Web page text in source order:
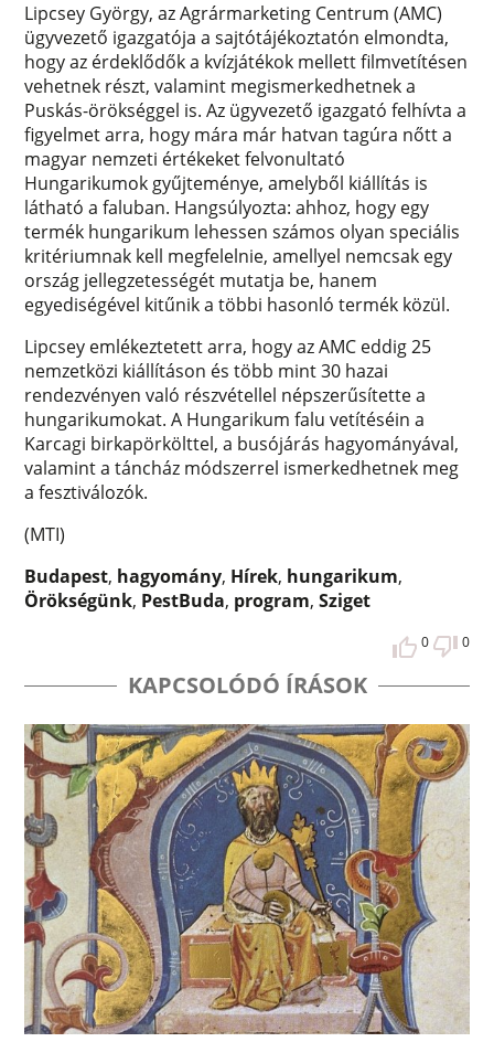
Lipcsey György, az Agrármarketing Centrum (AMC)
ügyvezető igazgatója a sajtótájékoztatón elmondta,
hogy az érdeklődők a kvízjátékok mellett filmvetítésen
vehetnek részt, valamint megismerkedhetnek a
Puskás-örökséggel is. Az ügyvezető igazgató felhívta a
figyelmet arra, hogy mára már hatvan tagúra nőtt a
magyar nemzeti értékeket felvonultató
Hungarikumok gyűjteménye, amelyből kiállítás is
látható a faluban. Hangsúlyozta: ahhoz, hogy egy
termék hungarikum lehessen számos olyan speciális
kritériumnak kell megfelelnie, amellyel nemcsak egy
ország jellegzetességét mutatja be, hanem
egyediségével kitűnik a többi hasonló termék közül.
Lipcsey emlékeztetett arra, hogy az AMC eddig 25
nemzetközi kiállításon és több mint 30 hazai
rendezvényen való részvétellel népszerűsítette a
hungarikumokat. A Hungarikum falu vetítéséin a
Karcagi birkapörkölttel, a busójárás hagyományával,
valamint a táncház módszerrel ismerkedhetnek meg
a fesztiválozók.
(MTI)
Budapest, hagyomány, Hírek, hungarikum,
Örökségünk, PestBuda, program,Sziget
0 0
KAPCSOLÓDÓ ÍRÁSOK